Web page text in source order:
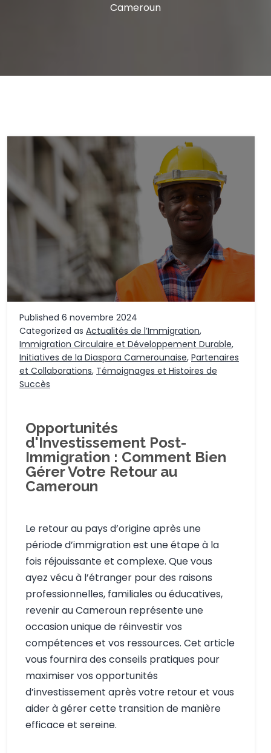
Cameroun
Published 6 novembre 2024
Categorized as Actualités de l’Immigration,
Immigration Circulaire et Développement Durable,
Initiatives de la Diaspora Camerounaise, Partenaires
et Collaborations, Témoignages et Histoires de
Succès
Opportunités
d'Investissement Post-
Immigration : Comment Bien
Gérer Votre Retour au
Cameroun
Le retour au pays d’origine après une
période d’immigration est une étape à la
fois réjouissante et complexe. Que vous
ayez vécu à l’étranger pour des raisons
professionnelles, familiales ou éducatives,
revenir au Cameroun représente une
occasion unique de réinvestir vos
compétences et vos ressources. Cet article
vous fournira des conseils pratiques pour
maximiser vos opportunités
d’investissement après votre retour et vous
aider à gérer cette transition de manière
efficace et sereine.